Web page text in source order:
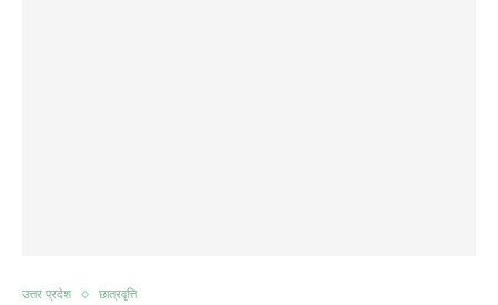
उत्तर प्रदेश छात्रवृत्ति